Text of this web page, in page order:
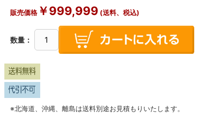
販売価格￥999,999 (送料、税込)
数量：
※北海道、沖縄、離島は送料別途お見積もりいたします。